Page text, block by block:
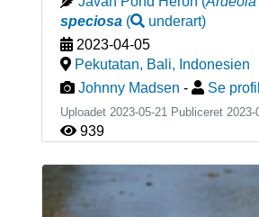
speciosa( underart)
2023-04-05
Pekutatan, Bali, Indonesien
Johnny Madsen - Se profil
Uploadet 2023-05-21 Publiceret 2023-
939